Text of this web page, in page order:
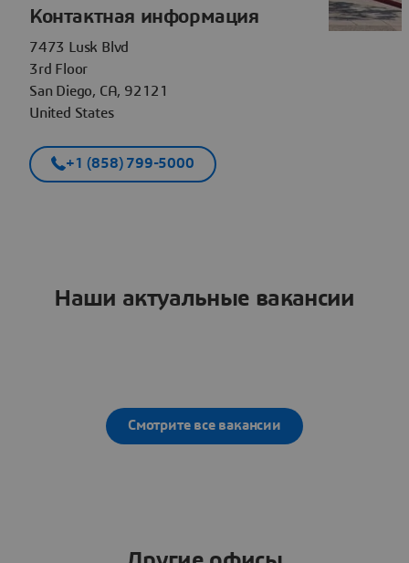
Контактная информация
7473 Lusk Blvd
3rd Floor
San Diego, CA, 92121
United States
+1 (858) 799-5000
Наши актуальные вакансии
Смотрите все вакансии